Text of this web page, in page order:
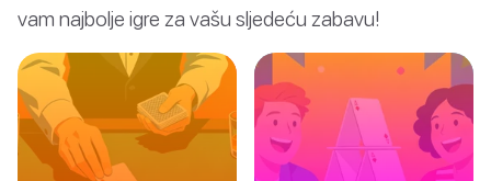
vam najbolje igre za vašu sljedeću zabavu!